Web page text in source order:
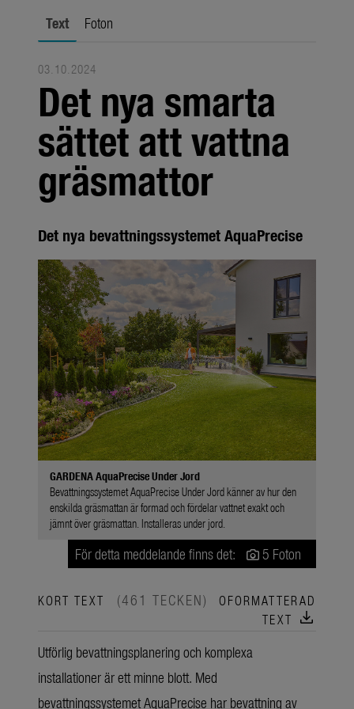
Presskontakt
Text Foton
03.10.2024
Det nya smarta
sättet att vattna
gräsmattor
Det nya bevattningssystemet AquaPrecise
GARDENA AquaPrecise Under Jord
Bevattningssystemet AquaPrecise Under Jord känner av hur den
enskilda gräsmattan är formad och fördelar vattnet exakt och
jämnt över gräsmattan. Installeras under jord.
För detta meddelande finns det: 5 Foton
KORT TEXT (461 TECKEN)
OFORMATTERAD
TEXT download
Utförlig bevattningsplanering och komplexa
installationer är ett minne blott. Med
bevattningssystemet AquaPrecise har bevattning av